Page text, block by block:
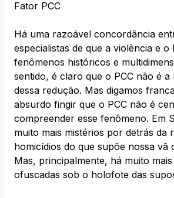
Fator PCC
Há uma razoável concordância
especialistas de que a violência e o
fenômenos históricos e
sentido, é claro que o PCC não é a
dessa redução. Mas digamos
absurdo fingir que o PCC não é
compreender esse fenômeno. Em
muito mais mistérios por detrás da
homicídios do que supõe nossa vã
Mas, principalmente, há muito mais
ofuscadas sob o holofote das